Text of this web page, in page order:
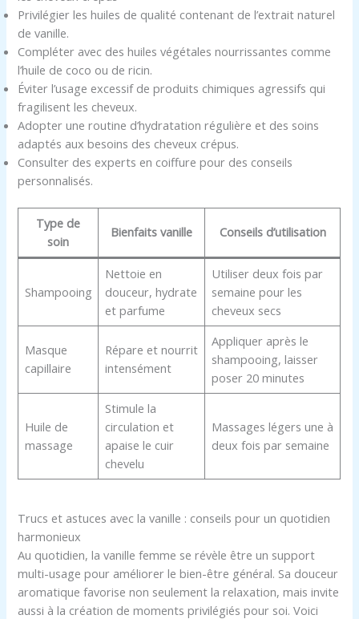
Privilégier les huiles de qualité contenant de l’extrait naturel
de vanille.
Compléter avec des huiles végétales nourrissantes comme
l’huile de coco ou de ricin.
Éviter l’usage excessif de produits chimiques agressifs qui
fragilisent les cheveux.
Adopter une routine d’hydratation régulière et des soins
adaptés aux besoins des cheveux crépus.
Consulter des experts en coiffure pour des conseils
personnalisés.
Type de
soin
Bienfaits vanille Conseils d’utilisation
Shampooing
Nettoie en
douceur, hydrate
et parfume
Utiliser deux fois par
semaine pour les
cheveux secs
Masque
capillaire
Répare et nourrit
intensément
Appliquer après le
shampooing, laisser
poser 20 minutes
Huile de
massage
Stimule la
circulation et
apaise le cuir
chevelu
Massages légers une à
deux fois par semaine
Trucs et astuces avec la vanille : conseils pour un quotidien
harmonieux
Au quotidien, la vanille femme se révèle être un support
multi-usage pour améliorer le bien-être général. Sa douceur
aromatique favorise non seulement la relaxation, mais invite
aussi à la création de moments privilégiés pour soi. Voici